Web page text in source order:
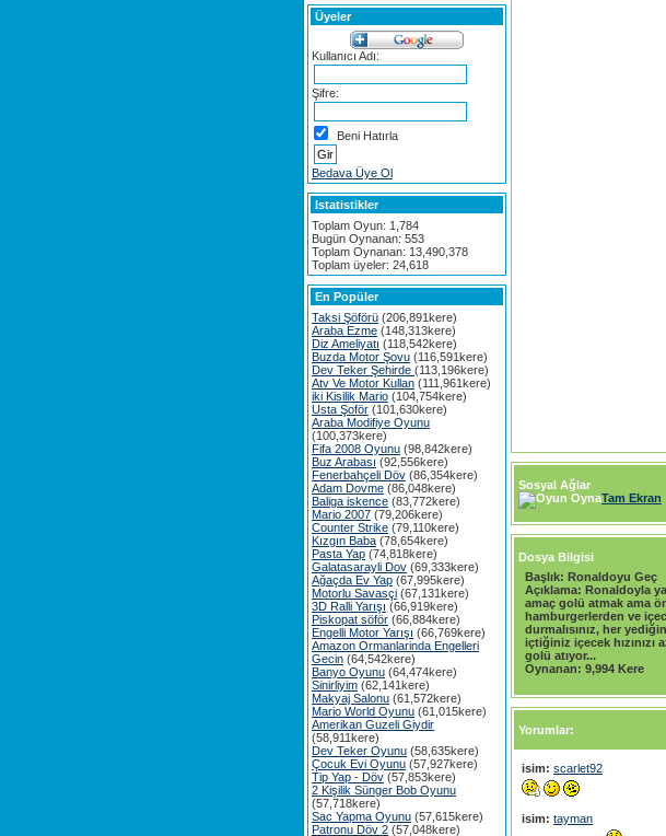
Üyeler
Kullanıcı Adı:
Şifre:
Beni Hatırla
Bedava Üye Ol
Istatistikler
Toplam Oyun: 1,784
Bugün Oynanan: 553
Toplam Oynanan: 13,490,378
Toplam üyeler: 24,618
En Popüler
Taksi Şöförü (206,891kere)
Araba Ezme (148,313kere)
Diz Ameliyatı (118,542kere)
Buzda Motor Şovu (116,591kere)
Dev Teker Şehirde (113,196kere)
Atv Ve Motor Kullan (111,961kere)
iki Kisilik Mario (104,754kere)
Usta Şoför (101,630kere)
Araba Modifiye Oyunu
(100,373kere)
Fifa 2008 Oyunu (98,842kere)
Buz Arabası (92,556kere)
Fenerbahçeli Döv (86,354kere)
Adam Dovme (86,048kere)
Baliga iskence (83,772kere)
Mario 2007 (79,206kere)
Counter Strike (79,110kere)
Kızgın Baba (78,654kere)
Pasta Yap (74,818kere)
Galatasarayli Dov (69,333kere)
Ağaçda Ev Yap (67,995kere)
Motorlu Savasçi (67,131kere)
3D Ralli Yarışı (66,919kere)
Piskopat söför (66,884kere)
Engelli Motor Yarışı (66,769kere)
Amazon Ormanlarinda Engelleri
Gecin (64,542kere)
Banyo Oyunu (64,474kere)
Sinirliyim (62,141kere)
Makyaj Salonu (61,572kere)
Mario World Oyunu (61,015kere)
Amerikan Guzeli Giydir
(58,911kere)
Dev Teker Oyunu (58,635kere)
Çocuk Evi Oyunu (57,927kere)
Tip Yap - Döv (57,853kere)
2 Kişilik Sünger Bob Oyunu
(57,718kere)
Sac Yapma Oyunu (57,615kere)
Patronu Döv 2 (57,048kere)
Sosyal Ağlar
Tam Ekran
Dosya Bilgisi
Başlık: Ronaldoyu Geç
Açıklama: Ronaldoyla
amaç golü atmak ama
hamburgerlerden ve
durmalısınız, her
içtiğiniz içecek hızınızı
golü atıyor...
Oynanan: 9,994 Kere
Yorumlar:
isim: scarlet92
isim: tayman